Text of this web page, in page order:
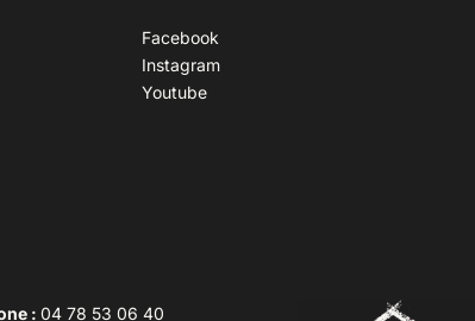
Facebook
Instagram
Youtube
:04 78 53 06 40